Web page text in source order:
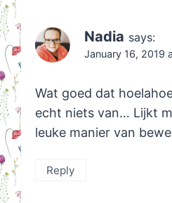
Nadia says:
January 16, 2019
Wat goed dat
echt niets van… Lijkt
leuke manier van
Reply